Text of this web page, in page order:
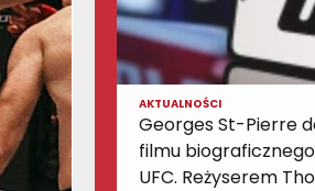
AKTUALNOŚCI
Georges St-Pierre
filmu
UFC. Reżyserem